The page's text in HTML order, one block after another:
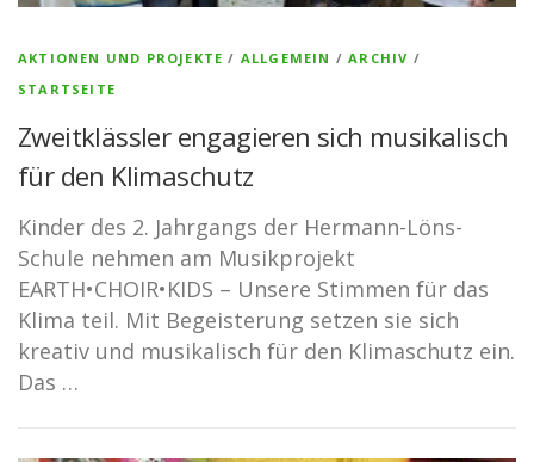
AKTIONEN UND PROJEKTE / ALLGEMEIN /ARCHIV /
STARTSEITE
Zweitklässler engagieren sich musikalisch
für den Klimaschutz
Kinder des 2. Jahrgangs der Hermann-Löns-
Schule nehmen am Musikprojekt
EARTH•CHOIR•KIDS – Unsere Stimmen für das
Klima teil. Mit Begeisterung setzen sie sich
kreativ und musikalisch für den Klimaschutz ein.
Das …